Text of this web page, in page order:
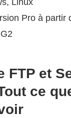
Linux
Pro à partir
FTP et
ce